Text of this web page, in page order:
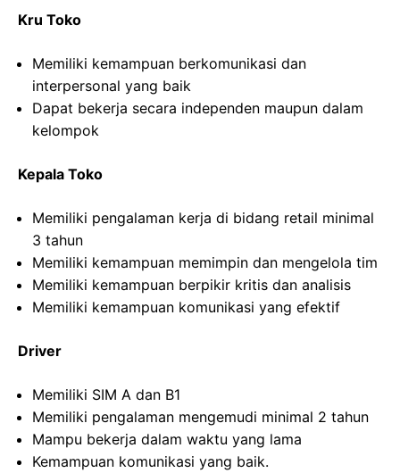
Kru Toko
Memiliki kemampuan berkomunikasi dan
interpersonal yang baik
Dapat bekerja secara independen maupun dalam
kelompok
Kepala Toko
Memiliki pengalaman kerja di bidang retail minimal
3 tahun
Memiliki kemampuan memimpin dan mengelola tim
Memiliki kemampuan berpikir kritis dan analisis
Memiliki kemampuan komunikasi yang efektif
Driver
Memiliki SIM A dan B1
Memiliki pengalaman mengemudi minimal 2 tahun
Mampu bekerja dalam waktu yang lama
Kemampuan komunikasi yang baik.